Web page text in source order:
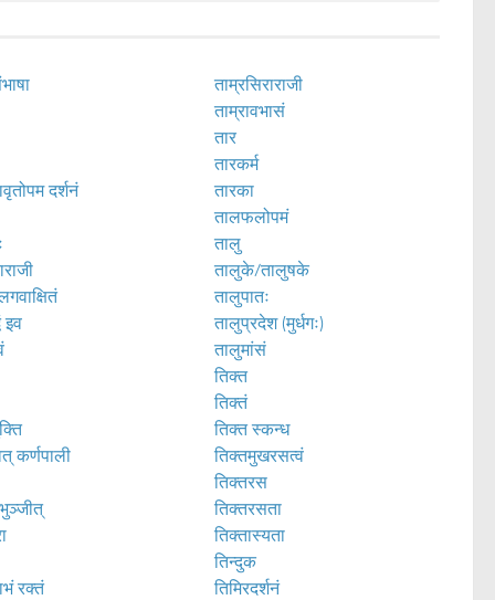
दर्शनं
इव
कर्णपाली
रक्तं
ताम्रसिराराजी
ताम्रावभासं
तार
तारकर्म
तारका
तालफलोपमं
तालु
तालुके/तालुषके
तालुपातः
तालुप्रदेश (मुर्धगः)
तालुमांसं
तिक्त
तिक्तं
तिक्त स्कन्ध
तिक्तमुखरसत्वं
तिक्तरस
तिक्तरसता
तिक्तास्यता
तिन्दुक
तिमिरदर्शनं